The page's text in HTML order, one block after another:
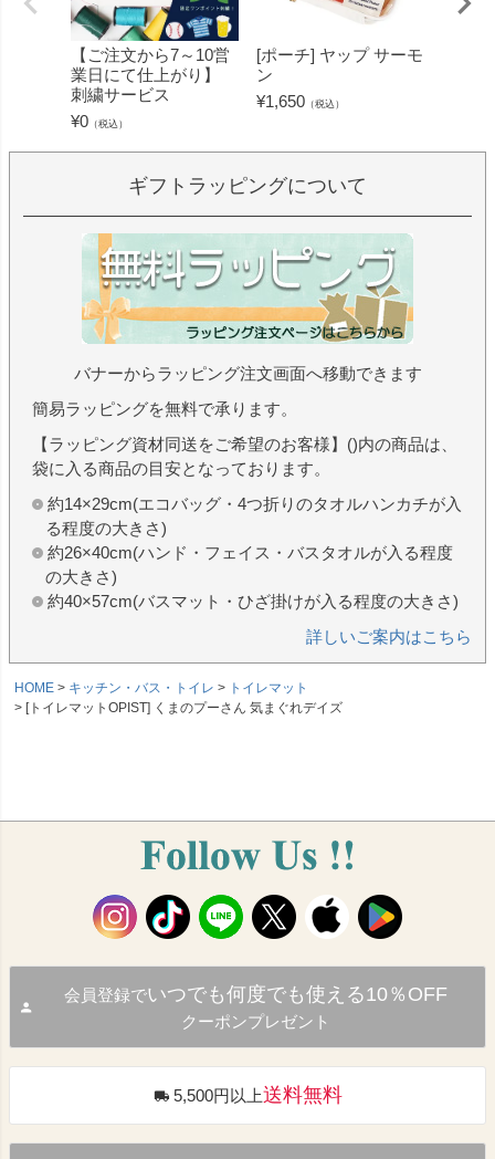
【ご注文から7～10営
業日にて仕上がり】
刺繍サービス
¥0 （税込）
[ポーチ] ヤップ サーモ
ン
¥1,650 （税込）
ギフトラッピングについて
バナーからラッピング注文画面へ移動できます
簡易ラッピングを無料で承ります。
【ラッピング資材同送をご希望のお客様】()内の商品は、
袋に入る商品の目安となっております。
約14×29cm(エコバッグ・4つ折りのタオルハンカチが入
る程度の大きさ)
約26×40cm(ハンド・フェイス・バスタオルが入る程度
の大きさ)
約40×57cm(バスマット・ひざ掛けが入る程度の大きさ)
詳しいご案内はこちら
HOME キッチン・バス・トイレ
トイレマット
[トイレマットOPIST] くまのプーさん 気まぐれデイズ
会員登録でいつでも何度でも使える10％OFF
クーポンプレゼント
5,500円以上送料無料